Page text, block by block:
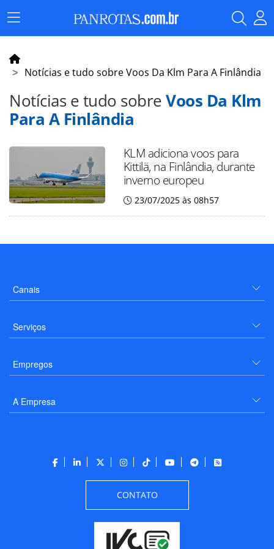
Menu
Principal
Notícias e tudo sobre Voos Da Klm Para A Finlândia
Notícias e tudo sobreVoos Da Klm
Para A Finlândia
KLM adiciona voos para
Kittilä, na Finlândia, durante
inverno europeu
23/07/2025 às 08h57
Canais
Serviços
Empregos
A Empresa
CONTATO